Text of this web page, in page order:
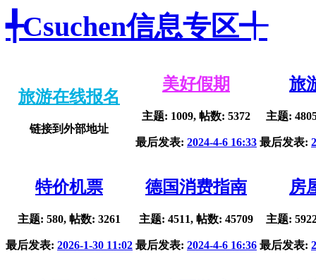
╃Csuchen信息专区╃
旅游在线报名
链接到外部地址
美好假期
主题: 1009, 帖数: 5372
最后发表: 2024-4-6 16:33
旅
主题:
最后发表:
特价机票
主题: 580, 帖数: 3261
最后发表: 2026-1-30 11:02
德国消费指南
主题: 4511, 帖数: 45709
最后发表: 2024-4-6 16:36
房
主题:
最后发表: